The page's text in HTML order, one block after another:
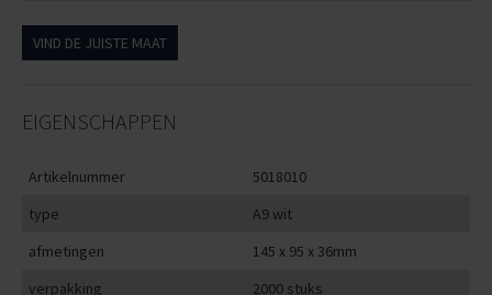
VIND DE JUISTE MAAT
EIGENSCHAPPEN
Artikelnummer
5018010
type
A9 wit
afmetingen
145 x 95 x 36mm
verpakking
2000 stuks